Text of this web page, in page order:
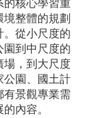
的核心學習重
境整體的規劃
。從小尺度的
園到中尺度的
場，到大尺度
公園、國土計
有景觀專業需
內容。